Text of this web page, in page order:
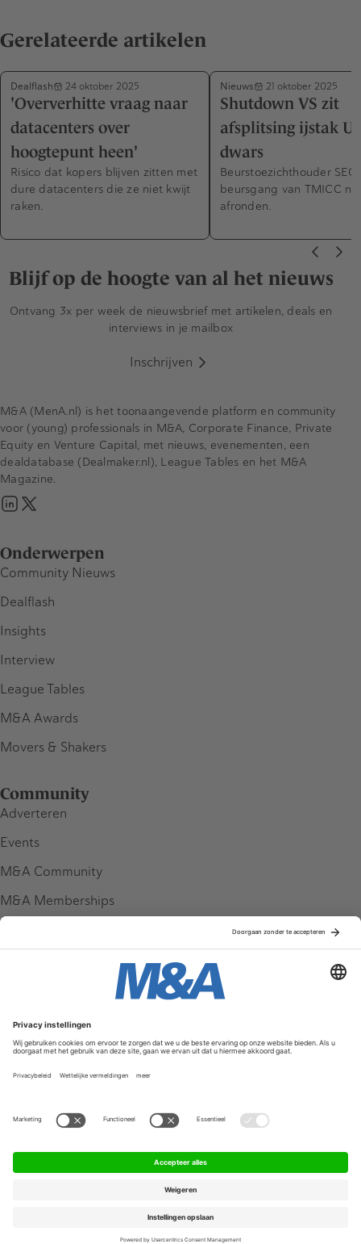
Gerelateerde artikelen
Dealflash 24 oktober 2025
'Oververhitte vraag naar
datacenters over
hoogtepunt heen'
Risico dat kopers blijven zitten met
dure datacenters die ze niet kwijt
raken.
Nieuws 21 oktober 2025
Shutdown VS zit
afsplitsing ijstak
dwars
Beurstoezichthouder SEC
beursgang van TMICC
afronden.
Blijf op de hoogte van al het nieuws
Ontvang 3x per week de nieuwsbrief met artikelen, deals en
interviews in je mailbox
Inschrijven
Onderwerpen
Community Nieuws
Dealflash
Insights
Interview
League Tables
M&A Awards
Movers & Shakers
Community
Adverteren
Events
M&A Community
M&A Memberships
Service & Contact
Contact
FAQ
Werken bij ons
Algemene Voorwaarden
M&A (MenA.nl) is het toonaangevende platform en community
voor (young) professionals in M&A, Corporate Finance, Private
Equity en Venture Capital, met nieuws, evenementen, een
dealdatabase (Dealmaker.nl), League Tables en het M&A
Magazine.